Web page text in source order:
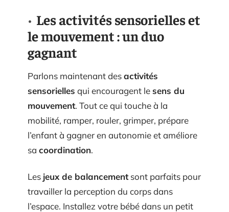
Les activités sensorielles et
le mouvement : un duo
gagnant
Parlons maintenant desactivités
sensorielles qui encouragent lesens du
mouvement. Tout ce qui touche à la
mobilité, ramper, rouler, grimper, prépare
l’enfant à gagner en autonomie et améliore
sa coordination.
Les jeux de balancementsont parfaits pour
travailler la perception du corps dans
l’espace. Installez votre bébé dans un petit